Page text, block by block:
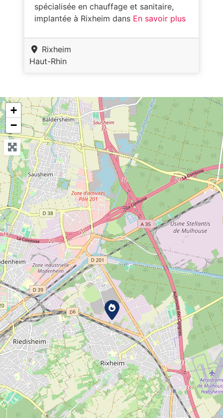
spécialisée en chauffage et sanitaire,
implantée à Rixheim dans En savoir plus
Rixheim
Haut-Rhin
+
−